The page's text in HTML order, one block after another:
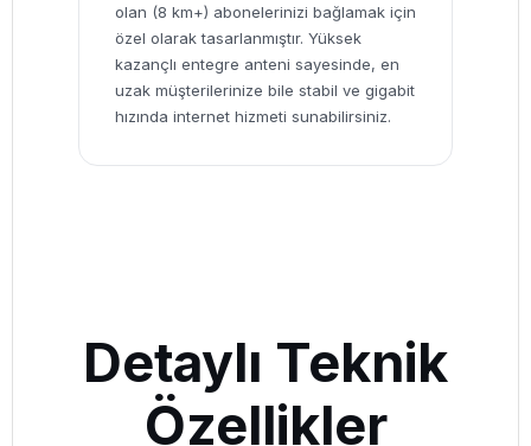
olan (8 km+) abonelerinizi bağlamak için
özel olarak tasarlanmıştır. Yüksek
kazançlı entegre anteni sayesinde, en
uzak müşterilerinize bile stabil ve gigabit
hızında internet hizmeti sunabilirsiniz.
Detaylı Teknik
Özellikler